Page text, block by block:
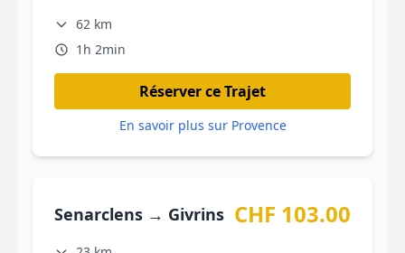
62 km
1h 2min
Réserver ce Trajet
En savoir plus sur Provence
Senarclens → Givrins CHF 103.00